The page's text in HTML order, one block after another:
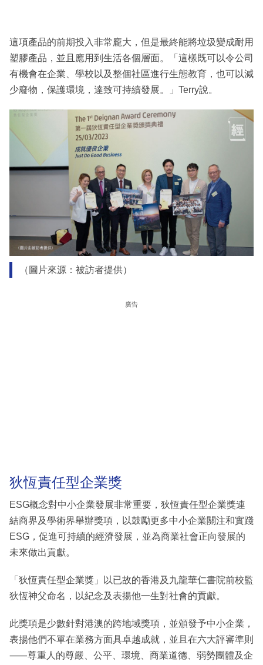
這項產品的前期投入非常龐大，但是最終能將垃圾變成耐用
塑膠產品，並且應用到生活各個層面。「這樣既可以令公司
有機會在企業、學校以及整個社區進行生態教育，也可以減
少廢物，保護環境，達致可持續發展。」Terry說。
（圖片來源：被訪者提供）
廣告
狄恆責任型企業獎
ESG概念對中小企業發展非常重要，狄恆責任型企業獎連
結商界及學術界舉辦獎項，以鼓勵更多中小企業關注和實踐
ESG，促進可持續的經濟發展，並為商業社會正向發展的
未來做出貢獻。
「狄恆責任型企業獎」以已故的香港及九龍華仁書院前校監
狄恆神父命名，以紀念及表揚他一生對社會的貢獻。
此獎項是少數針對港澳的跨地域獎項，並頒發予中小企業，
表揚他們不單在業務方面具卓越成就，並且在六大評審準則
⸺尊重人的尊嚴、公平、環境、商業道德、弱勢團體及企